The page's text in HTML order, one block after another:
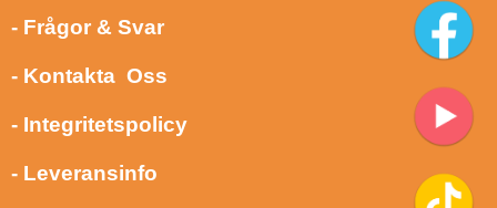
- Frågor & Svar
- Kontakta Oss
- Integritetspolicy
- Leveransinfo